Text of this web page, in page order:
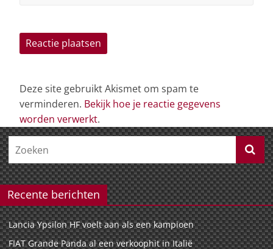
Deze site gebruikt Akismet om spam te
verminderen. Bekijk hoe je reactie gegevens
worden verwerkt.
Recente berichten
Lancia Ypsilon HF voelt aan als een kampioen
FIAT Grande Panda al een verkoophit in Italië